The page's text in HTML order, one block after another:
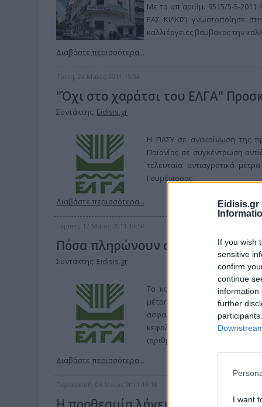
Eidisis.gr
If you wish
sensitive
confirm
continue
information
further
I want
Με το υπ΄ αριθμ. 9515/5-5-
ΕΑΣ ΚΙΛΚΙΣ) γνωστοποίησε
καλλιέργειες βάμβακος την
Διαβάστε περισσότερα...
Τρίτη, 24 Μαϊος 2011 15:04
"Όχι στο χαράτσι του ΕΛΓΑ"
Συντάκτης: Eidisis.gr
Η ΠΑΣΥ σε ανακοίνωσή της
Παιονίας σε συγκέντρωση
τελευταία αντιαγροτικά
Γουμένισσας.
Διαβάστε περισσότερα...
Πέμπτη, 12 Μαϊος 2011 14:58
Πόσα πληρώνουν στον ΕΛΓΑ οι
Συντάκτης: Eidisis.gr
Το καθεστώς και το ύψος
μέτρησης των
ασφαλιστικής εισφοράς
κεφαλαίου υπέρ του ΕΛΓΑ για
(αριθμ. Φύλλου 44, 24/01/2011)
Διαβάστε περισσότερα...
Παρασκευή, 06 Μαϊος 2011 16:18